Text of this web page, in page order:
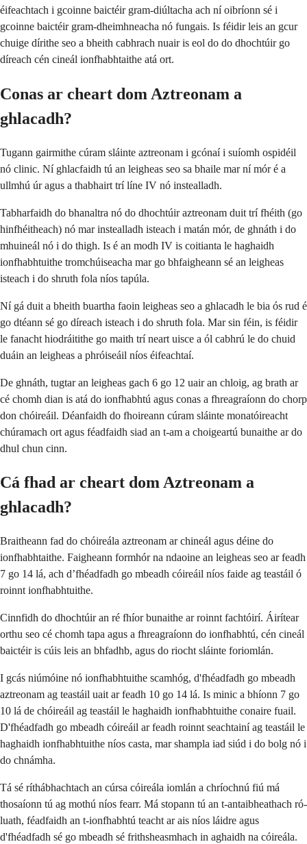
éifeachtach i gcoinne baictéir gram-diúltacha ach ní oibríonn sé i
gcoinne baictéir gram-dheimhneacha nó fungais. Is féidir leis an gcur
chuige dírithe seo a bheith cabhrach nuair is eol do do dhochtúir go
díreach cén cineál ionfhabhtaithe atá ort.
Conas ar cheart dom Aztreonam a
ghlacadh?
Tugann gairmithe cúram sláinte aztreonam i gcónaí i suíomh ospidéil
nó clinic. Ní ghlacfaidh tú an leigheas seo sa bhaile mar ní mór é a
ullmhú úr agus a thabhairt trí líne IV nó instealladh.
Tabharfaidh do bhanaltra nó do dhochtúir aztreonam duit trí fhéith (go
hinfhéitheach) nó mar instealladh isteach i matán mór, de ghnáth i do
mhuineál nó i do thigh. Is é an modh IV is coitianta le haghaidh
ionfhabhtuithe tromchúiseacha mar go bhfaigheann sé an leigheas
isteach i do shruth fola níos tapúla.
Ní gá duit a bheith buartha faoin leigheas seo a ghlacadh le bia ós rud é
go dtéann sé go díreach isteach i do shruth fola. Mar sin féin, is féidir
le fanacht hiodráitithe go maith trí neart uisce a ól cabhrú le do chuid
duáin an leigheas a phróiseáil níos éifeachtaí.
De ghnáth, tugtar an leigheas gach 6 go 12 uair an chloig, ag brath ar
cé chomh dian is atá do ionfhabhtú agus conas a fhreagraíonn do chorp
don chóireáil. Déanfaidh do fhoireann cúram sláinte monatóireacht
chúramach ort agus féadfaidh siad an t-am a choigeartú bunaithe ar do
dhul chun cinn.
Cá fhad ar cheart dom Aztreonam a
ghlacadh?
Braitheann fad do chóireála aztreonam ar chineál agus déine do
ionfhabhtaithe. Faigheann formhór na ndaoine an leigheas seo ar feadh
7 go 14 lá, ach d’fhéadfadh go mbeadh cóireáil níos faide ag teastáil ó
roinnt ionfhabhtuithe.
Cinnfidh do dhochtúir an ré fhíor bunaithe ar roinnt fachtóirí. Áirítear
orthu seo cé chomh tapa agus a fhreagraíonn do ionfhabhtú, cén cineál
baictéir is cúis leis an bhfadhb, agus do riocht sláinte foriomlán.
I gcás niúmóine nó ionfhabhtuithe scamhóg, d'fhéadfadh go mbeadh
aztreonam ag teastáil uait ar feadh 10 go 14 lá. Is minic a bhíonn 7 go
10 lá de chóireáil ag teastáil le haghaidh ionfhabhtuithe conaire fuail.
D'fhéadfadh go mbeadh cóireáil ar feadh roinnt seachtainí ag teastáil le
haghaidh ionfhabhtuithe níos casta, mar shampla iad siúd i do bolg nó i
do chnámha.
Tá sé ríthábhachtach an cúrsa cóireála iomlán a chríochnú fiú má
thosaíonn tú ag mothú níos fearr. Má stopann tú an t-antaibheathach ró-
luath, féadfaidh an t-ionfhabhtú teacht ar ais níos láidre agus
d'fhéadfadh sé go mbeadh sé frithsheasmhach in aghaidh na cóireála.